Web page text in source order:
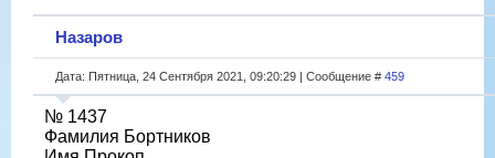
Назаров
Дата: Пятница, 24 Сентября 2021, 09:20:29 | Сообщение # 459
№ 1437
Фамилия Бортников